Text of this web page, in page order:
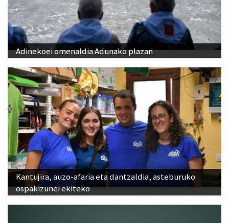
Adinekoei omenaldia Adunako plazan
Kantujira, auzo-afaria eta dantzaldia, asteburuko
ospakizunei ekiteko